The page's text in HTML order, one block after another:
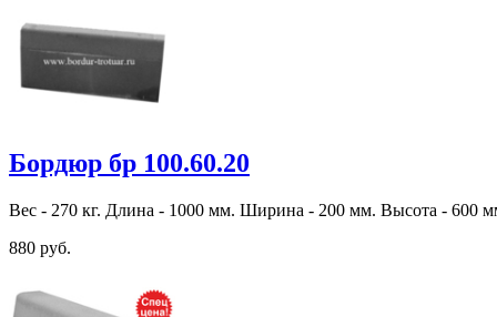
Бордюр бр 100.60.20
Вес - 270 кг. Длина - 1000 мм. Ширина - 200 мм. Высота - 600
880 руб.